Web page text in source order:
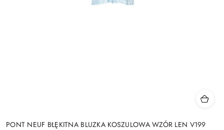
PONT NEUF BŁĘKITNA BLUZKA KOSZULOWA WZÓR LEN V199